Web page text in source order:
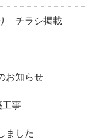
チラシ掲載
お知らせ
工事
ました